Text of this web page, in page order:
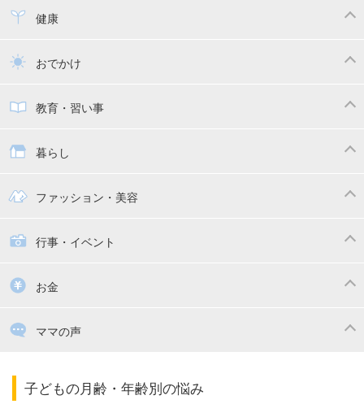
寝かしつけ
トイトレ
離乳食健康
乳幼児健診・予防接種
おでかけ
子供とおでかけ
抱っこ紐
教育・習い事
教育・習い事
幼稚園
絵本
暮らし
ママの日常
家族関係・夫婦関係
掃除
ファッション・美容
子供の服・ファッション
行事・イベント
漫画
出産祝い・内祝い
お金
住宅購入ママの声
子育てコラム
子どもの月齢・年齢別の悩み